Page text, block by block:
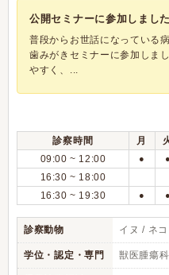
公開セミナーに参加しました
普段からお世話になっている
歯みがきセミナーに参加しま
やすく、...
診察時間 月
09:00 ~ 12:00
● ●
16:30 ~ 18:00
16:30 ~ 19:30 ● ●
診察動物 イヌ / ネ
学位・認定・専門 獣医腫瘍